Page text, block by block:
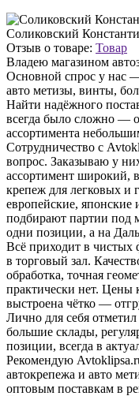
Соликовский
Отзыв о товаре: Товар
Владею магазином
Основной спрос у нас
авто метизы, винты,
Найти надёжного
всегда было сложно —
ассортимента
Сотрудничество с
вопрос. Заказываю у
ассортимент широкий,
крепеж для легковых и
европейские, японские
подбирают партии под
одни позиции, а на
Всё приходит в чистых
в торговый зал.
обработка, точная
практически нет. Цены
выстроена чётко —
Лично для себя
большие склады,
позиции, всегда в
Рекомендую
автокрепежа и авто
оптовым поставкам в